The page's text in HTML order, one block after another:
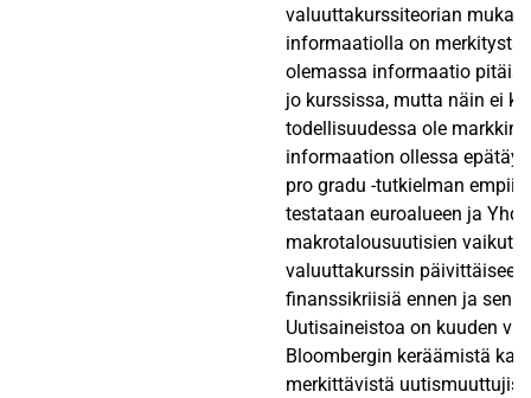
valuuttakurssiteorian
informaatiolla on
olemassa informaatio pitäisi
jo kurssissa, mutta näin ei
todellisuudessa ole
informaation ollessa
pro gradu -tutkielman
testataan euroalueen ja
makrotalousuutisien
valuuttakurssin päivittäiseen
finanssikriisiä ennen ja sen
Uutisaineistoa on kuuden
Bloombergin keräämistä
merkittävistä